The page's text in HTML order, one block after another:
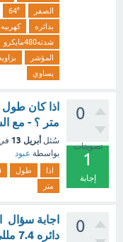
الصفر
64°
بدائره
كهربيه
شدته480مايكرو
المؤشر
يساوي
0
تصويتات
1
إجابة
متر ؟ - مع
سُئل أبريل 13
بواسطة عبود
اذا طول
متر
0
اجابة سؤال
دائره 7.4 مللي متر ؟ - مع الشرح